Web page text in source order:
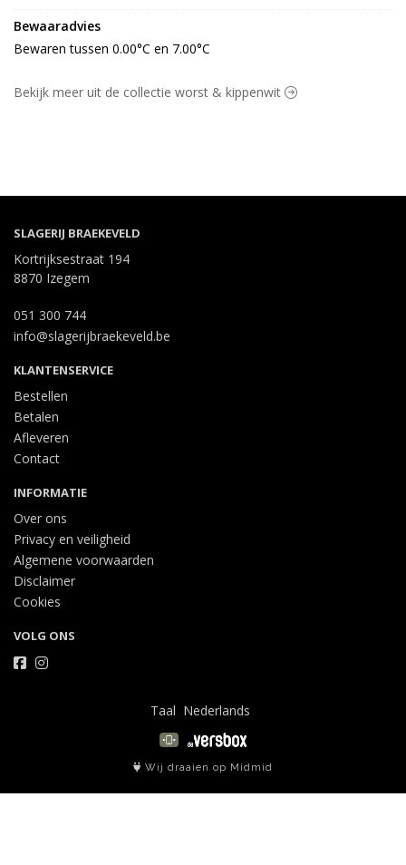
Bewaaradvies
Bewaren tussen 0.00°C en 7.00°C
Bekijk meer uit de collectie worst & kippenwit
SLAGERIJ BRAEKEVELD
Kortrijksestraat 194
8870 Izegem
051 300 744
info@slagerijbraekeveld.be
KLANTENSERVICE
Bestellen
Betalen
Afleveren
Contact
INFORMATIE
Over ons
Privacy en veiligheid
Algemene voorwaarden
Disclaimer
Cookies
VOLG ONS
Taal
Wij draaien op Midmid